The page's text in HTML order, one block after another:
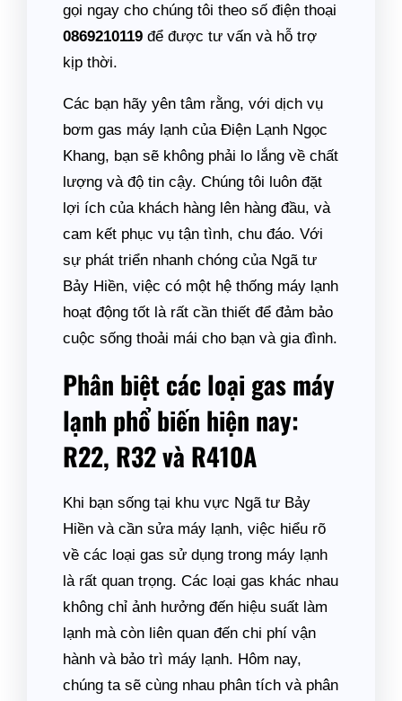
gọi ngay cho chúng tôi theo số điện thoại
0869210119 để được tư vấn và hỗ trợ
kịp thời.
Các bạn hãy yên tâm rằng, với dịch vụ
bơm gas máy lạnh của Điện Lạnh Ngọc
Khang, bạn sẽ không phải lo lắng về chất
lượng và độ tin cậy. Chúng tôi luôn đặt
lợi ích của khách hàng lên hàng đầu, và
cam kết phục vụ tận tình, chu đáo. Với
sự phát triển nhanh chóng của Ngã tư
Bảy Hiền, việc có một hệ thống máy lạnh
hoạt động tốt là rất cần thiết để đảm bảo
cuộc sống thoải mái cho bạn và gia đình.
Phân biệt các loại gas máy
lạnh phổ biến hiện nay:
R22, R32 và R410A
Khi bạn sống tại khu vực Ngã tư Bảy
Hiền và cần sửa máy lạnh, việc hiểu rõ
về các loại gas sử dụng trong máy lạnh
là rất quan trọng. Các loại gas khác nhau
không chỉ ảnh hưởng đến hiệu suất làm
lạnh mà còn liên quan đến chi phí vận
hành và bảo trì máy lạnh. Hôm nay,
chúng ta sẽ cùng nhau phân tích và phân